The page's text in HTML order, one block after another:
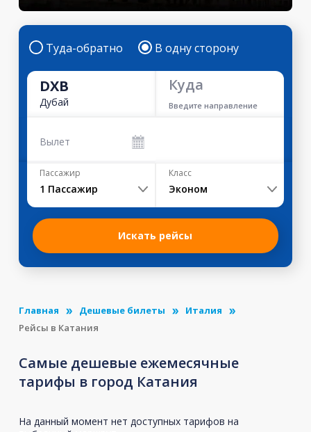
Туда-обратно В одну сторону
DXB
Дубай
Куда
Введите направление
Вылет
Пассажир
1 Пассажир
Класс
Эконом
Искать рейсы
Главная Дешевые билеты
Италия
Рейсы в Катания
Самые дешевые ежемесячные
тарифы в город Катания
На данный момент нет доступных тарифов на